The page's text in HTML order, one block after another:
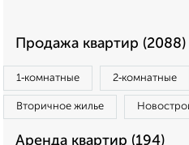
Продажа квартир (2088)
1‑комнатные 2‑комнатные
Вторичное жилье
Аренда квартир (194)